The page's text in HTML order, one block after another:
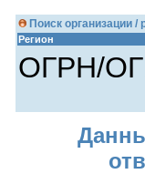
Поиск организации
Регион
ОГРН/